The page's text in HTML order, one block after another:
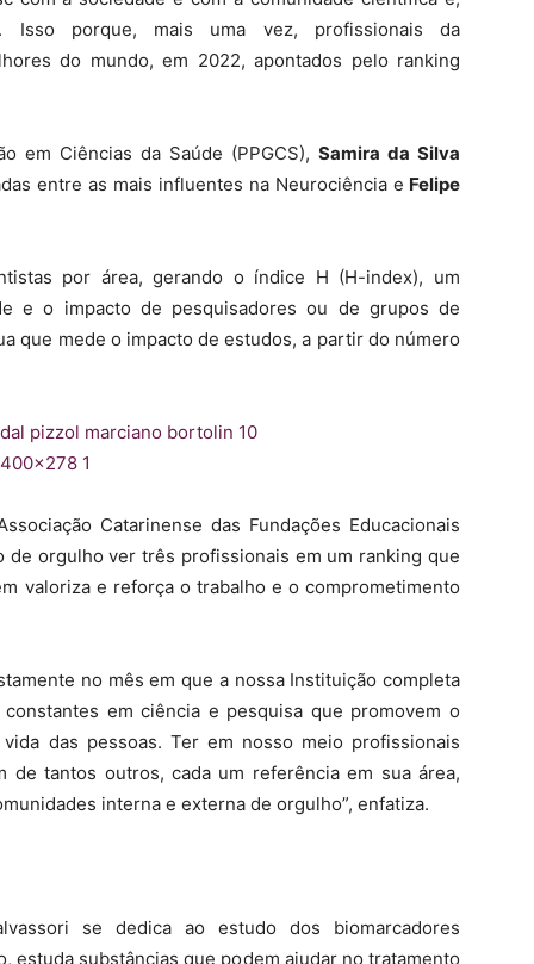
Isso porque, mais uma vez, profissionais da
do mundo, em 2022, apontados pelo ranking
em Ciências da Saúde (PPGCS), Samira da Silva
entre as mais influentes na Neurociência e Felipe
por área, gerando o índice H (H-index), um
e o impacto de pesquisadores ou de grupos de
que mede o impacto de estudos, a partir do número
Catarinense das Fundações Educacionais
de orgulho ver três profissionais em um ranking que
valoriza e reforça o trabalho e o comprometimento
no mês em que a nossa Instituição completa
em ciência e pesquisa que promovem o
das pessoas. Ter em nosso meio profissionais
de tantos outros, cada um referência em sua área,
interna e externa de orgulho”, enfatiza.
se dedica ao estudo dos biomarcadores
estuda substâncias que podem ajudar no tratamento